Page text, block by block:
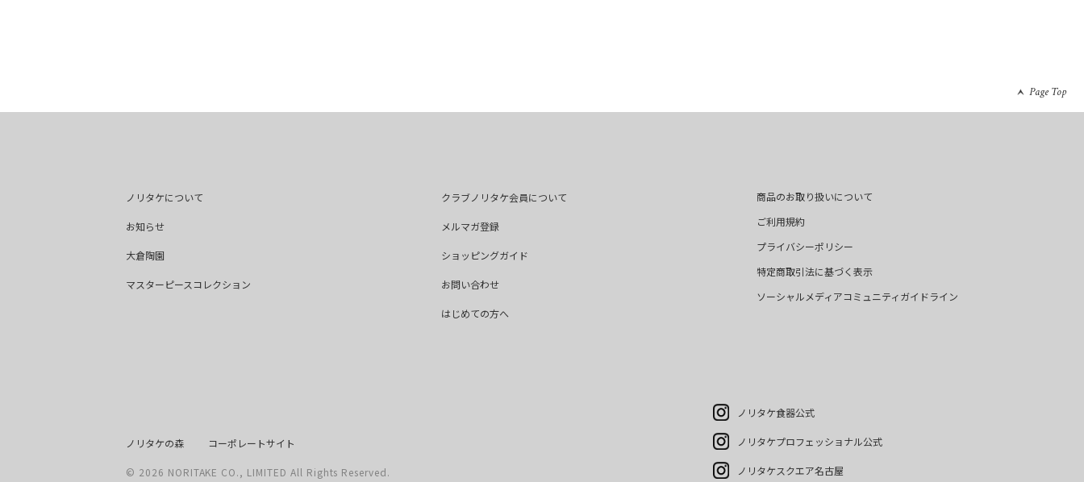
Page Top
ノリタケについて
お知らせ
大倉陶園
マスターピースコレクション
クラブノリタケ会員について
メルマガ登録
ショッピングガイド
お問い合わせ
はじめての方へ
商品のお取り扱いについて
ご利用規約
プライバシーポリシー
特定商取引法に基づく表示
ソーシャルメディアコミュニティガイドライン
ノリタケの森 コーポレートサイト
ノリタケ食器公式
ノリタケプロフェッショナル公式
ノリタケスクエア名古屋
© 2026 NORITAKE CO., LIMITED All Rights Reserved.